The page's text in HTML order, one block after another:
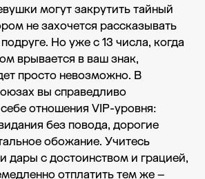
могут закрутить тайный
не захочется рассказывать
Но уже с 13 числа, когда
врывается в ваш знак,
просто невозможно. В
вы справедливо
отношения VIP-уровня:
без повода, дорогие
обожание. Учитесь
дары с достоинством и грацией,
отплатить тем же –